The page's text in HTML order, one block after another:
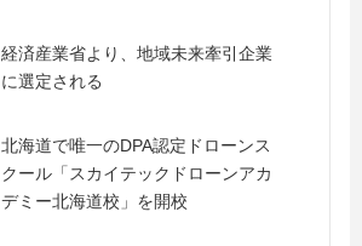
経済産業省より、地域未来牽引企業
に選定される
北海道で唯一のDPA認定ドローンス
クール「スカイテックドローンアカ
デミー北海道校」を開校